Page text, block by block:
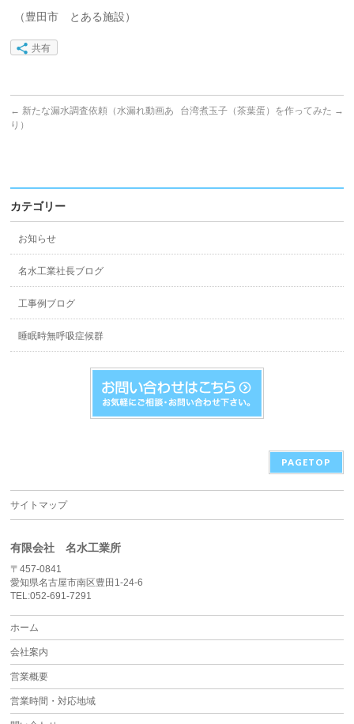
（豊田市 とある施設）
共有
← 新たな漏水調査依頼（水漏れ動画あ
り）
台湾煮玉子（茶葉蛋）を作ってみた →
カテゴリー
お知らせ
名水工業社長ブログ
工事例ブログ
睡眠時無呼吸症候群
PAGETOP
サイトマップ
有限会社 名水工業所
〒457-0841
愛知県名古屋市南区豊田1-24-6
TEL:052-691-7291
ホーム
会社案内
営業概要
営業時間・対応地域